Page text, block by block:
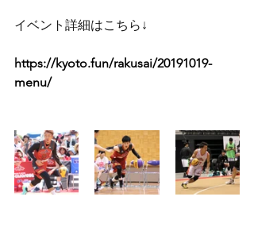
イベント詳細はこちら↓
https://kyoto.fun/rakusai/20191019-
menu/